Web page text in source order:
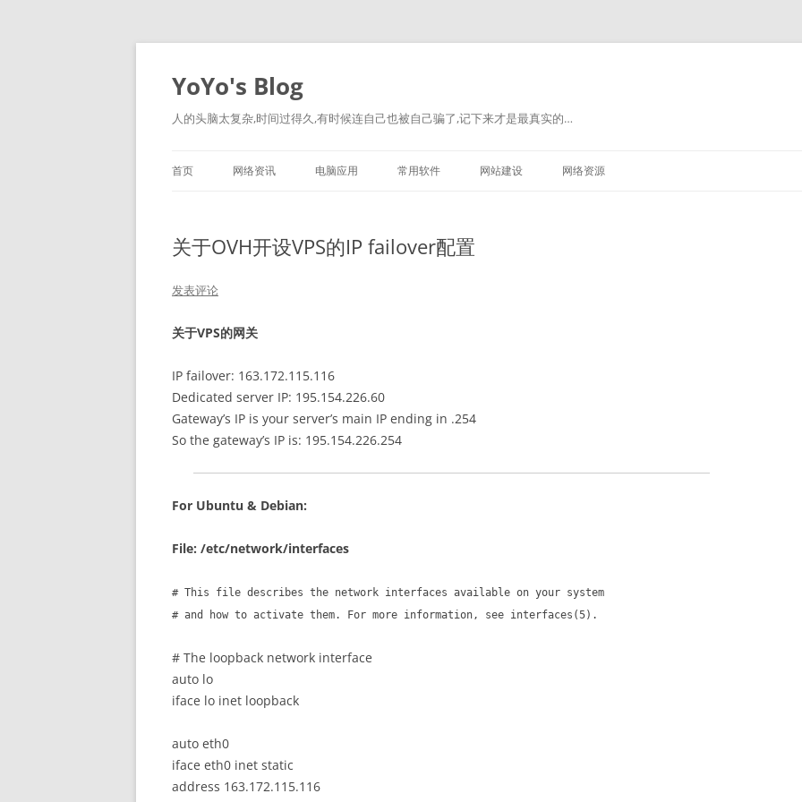
跳
文
YoYo's Blog
人的头脑太复杂,时间过得久,有时候连自己也被自己骗了,记下来才是最真实的…
首页 网络资讯 电脑应用 常用软件 网站建设 网络资源
关于OVH开设VPS的IP failover配置
发表评论
关于VPS的网关
IP failover: 163.172.115.116
Dedicated server IP: 195.154.226.60
Gateway’s IP is your server’s main IP ending in .254
So the gateway’s IP is: 195.154.226.254
For Ubuntu & Debian:
File: /etc/network/interfaces
# This file describes the network interfaces available on your system
# and how to activate them. For more information, see interfaces(5).
# The loopback network interface
auto lo
iface lo inet loopback
auto eth0
iface eth0 inet static
address 163.172.115.116